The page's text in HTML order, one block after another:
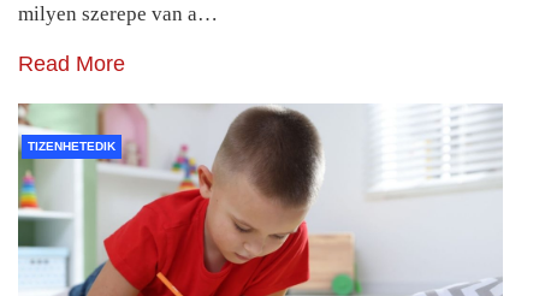
milyen szerepe van a…
Read More
TIZENHETEDIK